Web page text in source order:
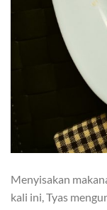
Menyisakan
kali ini, Tyas